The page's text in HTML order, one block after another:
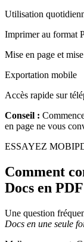
Utilisation
Imprimer au format
Mise en page et
Exportation mobile
Accès rapide sur
Conseil :
en page ne vous
ESSAYEZ
Comment
Docs en
Une question
Docs en une seule